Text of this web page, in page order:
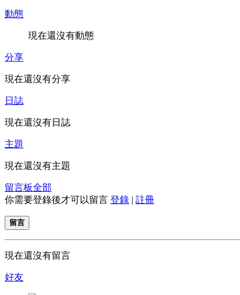
動態
現在還沒有動態
分享
現在還沒有分享
日誌
現在還沒有日誌
主題
現在還沒有主題
留言板全部
你需要登錄後才可以留言 登錄 | 註冊
留言
現在還沒有留言
好友